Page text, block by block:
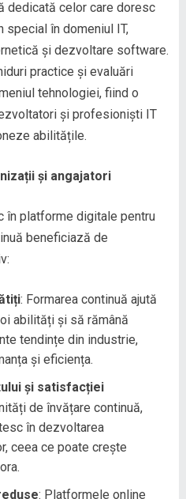
dedicată celor care doresc
special în domeniul IT,
și dezvoltare software.
practice și evaluări
tehnologiei, fiind o
și profesioniști IT
abilitățile.
și angajatori
în platforme digitale pentru
beneficiază de
: Formarea continuă ajută
abilități și să rămână
tendințe din industrie,
și eficiența.
și satisfacției
de învățare continuă,
în dezvoltarea
ceea ce poate crește
: Platformele online